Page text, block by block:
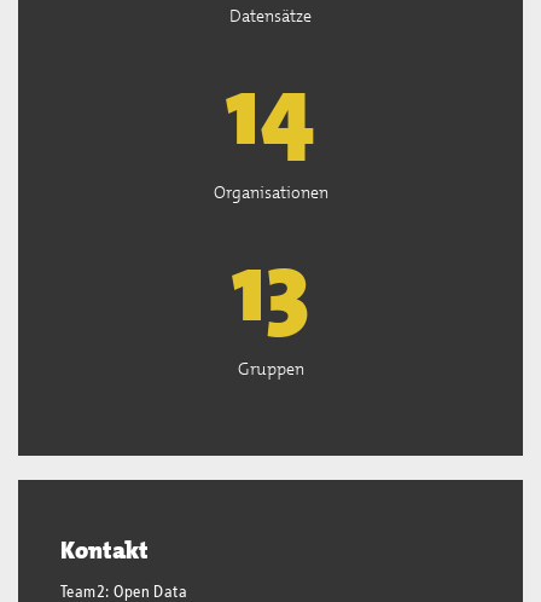
Datensätze
15
Organisationen
13
Gruppen
Kontakt
Team2: Open Data